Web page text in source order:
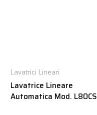
Lavatrici Lineari
Lavatrice Lineare
Automatica Mod. L80CS